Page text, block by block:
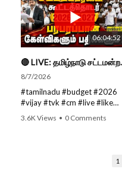
06:04:52
🔴 LIVE: தமிழ்நாடு
8/7/2026
#tamilnadu #budget #2026
#vijay #tvk #cm #live #like
#viral #nowtrending #video
ROCKFORT TIMES for NEW
3.6K Views • 0 Comments
1